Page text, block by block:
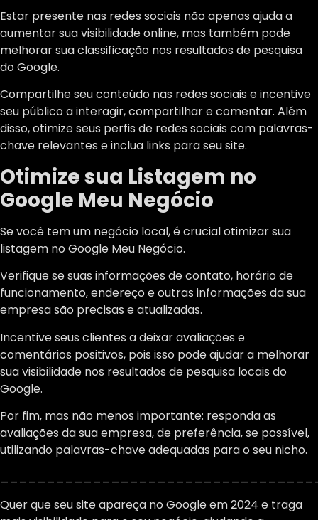
Estar presente nas redes sociais não apenas ajuda a
aumentar sua visibilidade online, mas também pode
melhorar sua classificação nos resultados de pesquisa
do Google.
Compartilhe seu conteúdo nas redes sociais e incentive
seu público a interagir, compartilhar e comentar. Além
disso, otimize seus perfis de redes sociais com palavras-
chave relevantes e inclua links para seu site.
Otimize sua Listagem no
Google Meu Negócio
Se você tem um negócio local, é crucial otimizar sua
listagem no Google Meu Negócio.
Verifique se suas informações de contato, horário de
funcionamento, endereço e outras informações da sua
empresa são precisas e atualizadas.
Incentive seus clientes a deixar avaliações e
comentários positivos, pois isso pode ajudar a melhorar
sua visibilidade nos resultados de pesquisa locais do
Google.
Por fim, mas não menos importante: responda as
avaliações da sua empresa, de preferência, se possível,
utilizando palavras-chave adequadas para o seu nicho.
Quer que seu site apareça no Google em 2024 e traga